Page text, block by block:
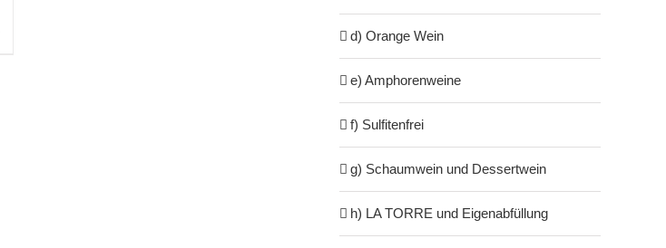
d) Orange Wein
e) Amphorenweine
f) Sulfitenfrei
g) Schaumwein und Dessertwein
h) LA TORRE und Eigenabfüllung